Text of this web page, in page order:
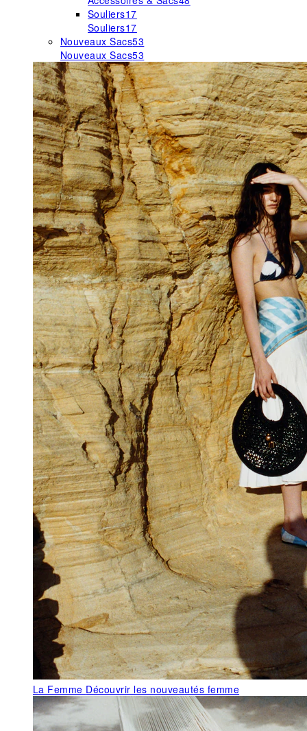
Souliers17
Souliers17
Nouveaux Sacs53
Nouveaux Sacs53
La Femme Découvrir les nouveautés femme